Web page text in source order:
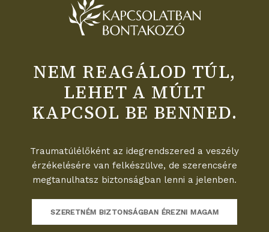
NEM REAGÁLOD TÚL,
LEHET A MÚLT
KAPCSOL BE BENNED.
Traumatúlélőként az idegrendszered a veszély
érzékelésére van felkészülve, de szerencsére
megtanulhatsz biztonságban lenni a jelenben.
SZERETNÉM BIZTONSÁGBAN ÉREZNI MAGAM